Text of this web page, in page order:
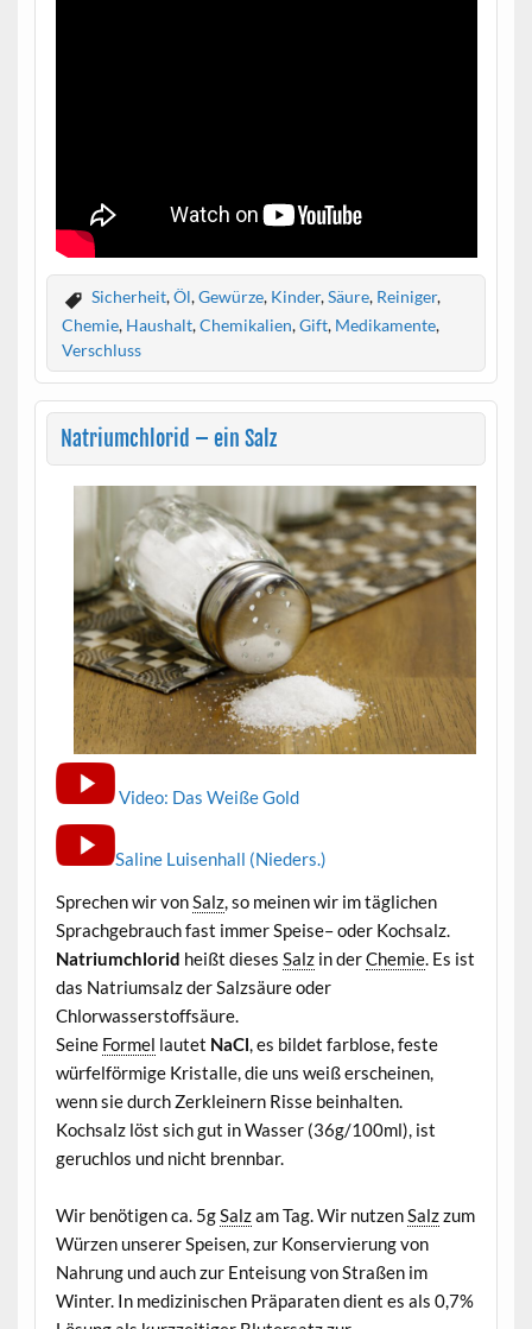
Sicherheit,Öl,Gewürze, Kinder,Säure, Reiniger,
Chemie, Haushalt,Chemikalien,Gift, Medikamente,
Verschluss
Natriumchlorid – ein Salz
Video: Das Weiße Gold
Saline Luisenhall (Nieders.)
Sprechen wir von Salz, so meinen wir im täglichen
Sprachgebrauch fast immer Speise– oder Kochsalz.
Natriumchlorid heißt dieses Salzin derChemie. Es ist
das Natriumsalz der Salzsäure oder
Chlorwasserstoffsäure.
Seine Formel lautet NaCl , es bildet farblose, feste
würfelförmige Kristalle, die uns weiß erscheinen,
wenn sie durch Zerkleinern Risse beinhalten.
Kochsalz löst sich gut in Wasser (36g/100ml), ist
geruchlos und nicht brennbar.
Wir benötigen ca. 5g Salzam Tag. Wir nutzen Salzzum
Würzen unserer Speisen, zur Konservierung von
Nahrung und auch zur Enteisung von Straßen im
Winter. In medizinischen Präparaten dient es als 0,7%